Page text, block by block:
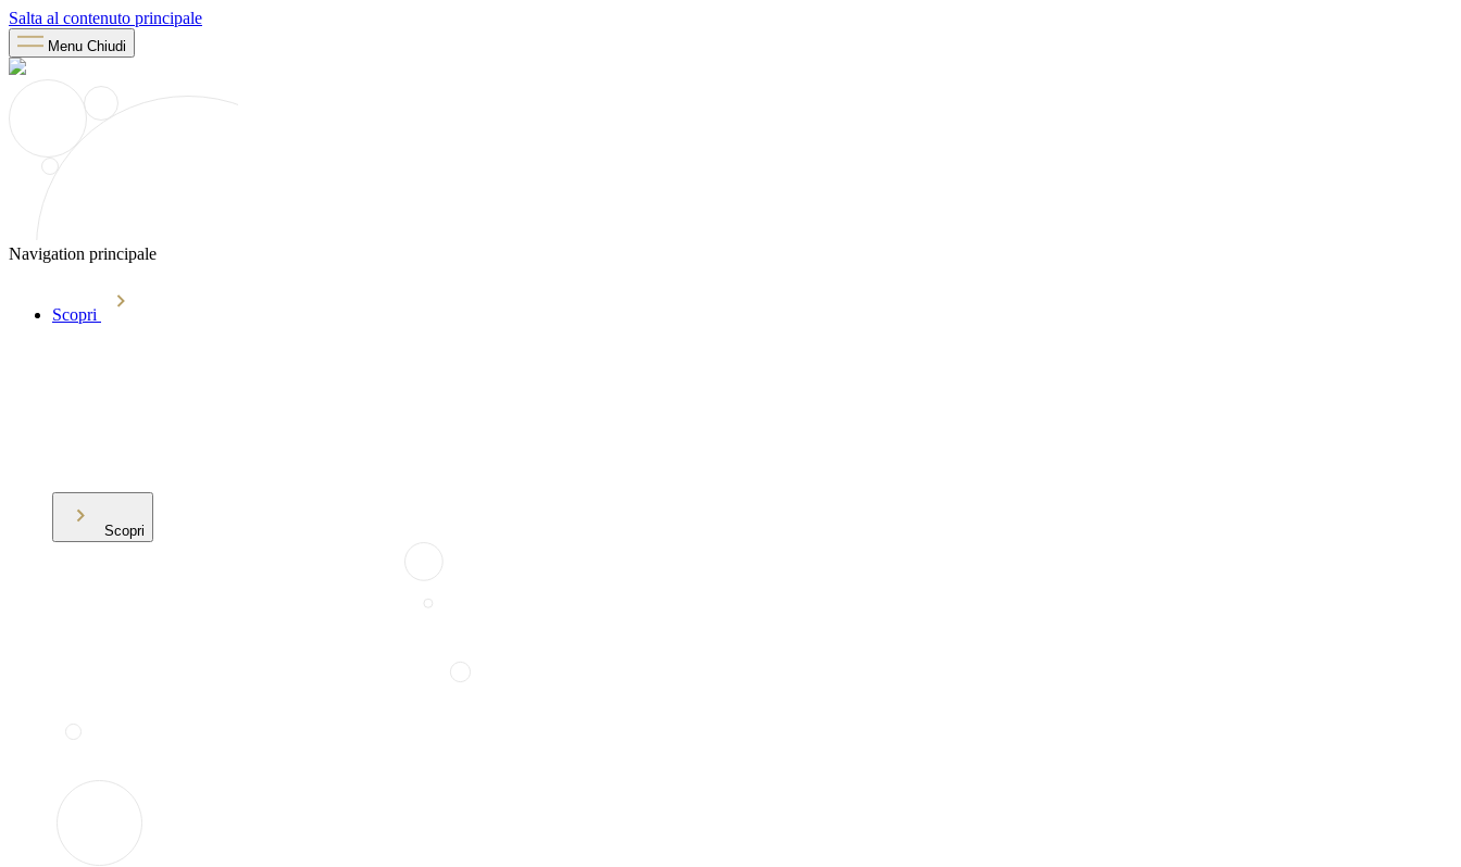
Salta al contenuto principale
Menu Chiudi
Navigation principale
Scopri
Scopri